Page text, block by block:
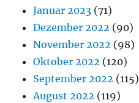
Januar 2023 (71)
Dezember 2022 (90)
November 2022 (98)
Oktober 2022 (120)
September 2022 (115)
August 2022 (119)